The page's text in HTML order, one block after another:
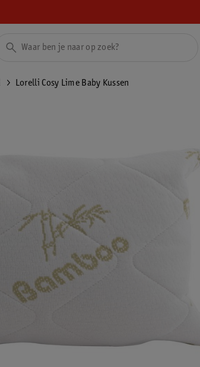
Lorelli Cosy Lime Baby Kussen